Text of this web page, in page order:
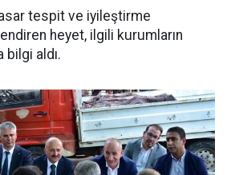
tespit ve iyileştirme
heyet, ilgili kurumların
bilgi aldı.